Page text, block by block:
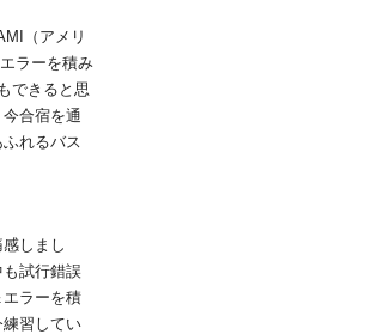
（アメリ
ラーを積み
できると思
合宿を通
れるバス
しまし
試行錯誤
ラーを積
習してい